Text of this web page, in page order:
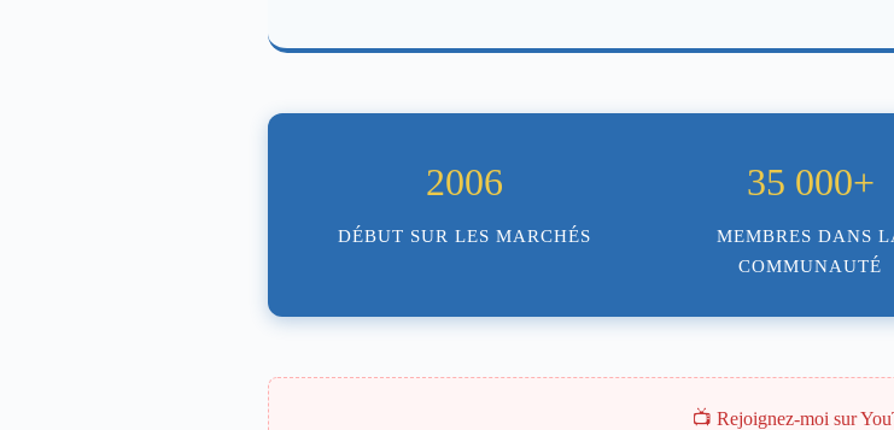
2006
DÉBUT SUR LES MARCHÉS
35 000+
MEMBRES DANS
COMMUNAUTÉ
📺 Rejoignez-moi sur